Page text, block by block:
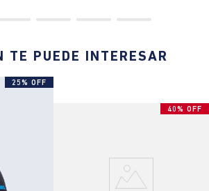
TE PUEDE INTERESAR
25% OFF
40% OFF